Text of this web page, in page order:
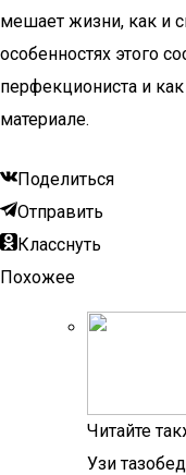
мешает жизни, как и
особенностях этого
перфекциониста и
материале.
Поделиться
Отправить
Класснуть
Похожее
Читайте
Узи